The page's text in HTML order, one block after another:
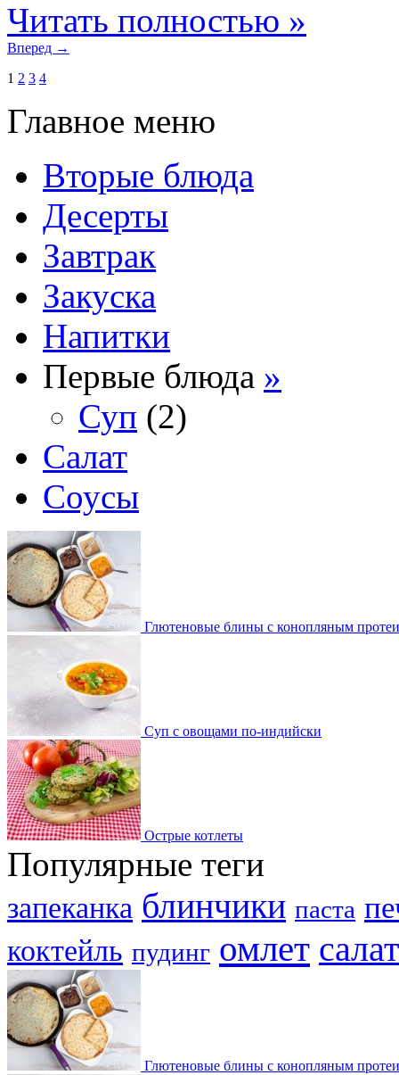
Читать полностью »
Вперед →
1 2 3 4
Главное меню
Вторые блюда
Десерты
Завтрак
Закуска
Напитки
Первые блюда »
Суп (2)
Салат
Соусы
Глютеновые блины с конопляным
Суп с овощами по-индийски
Острые котлеты
Популярные теги
запеканка блинчики паста
коктейль пудинг омлет салат
Глютеновые блины с конопляным